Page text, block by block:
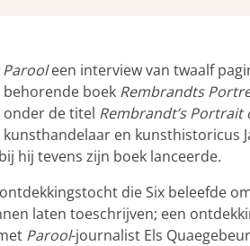
Parooleen interview van twaalf
boek Rembrandts
onder de titel Rembrandt’s Portrait
en kunsthistoricus
hij tevens zijn boek lanceerde.
die Six beleefde
laten toeschrijven; een
Parool-journalist Els